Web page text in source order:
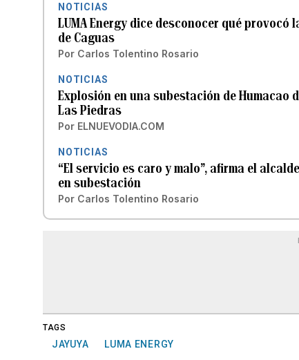
NOTICIAS
LUMA Energy dice desconocer qué
de Caguas
Por Carlos Tolentino Rosario
NOTICIAS
Explosión en una subestación de Humacao
Las Piedras
Por ELNUEVODIA.COM
NOTICIAS
“El servicio es caro y malo”, afirma el
en subestación
Por Carlos Tolentino Rosario
TAGS
JAYUYA LUMA ENERGY